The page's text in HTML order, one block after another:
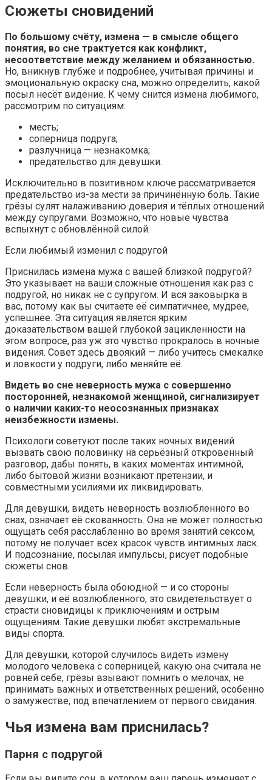
Сюжеты сновидений
По большому счёту, измена — в смысле общего
понятия, во сне трактуется как конфликт,
несоответствие между желанием и обязанностью.
Но, вникнув глубже и подробнее, учитывая причины и
эмоциональную окраску сна, можно определить, какой
посыл несёт видение. К чему снится измена любимого,
рассмотрим по ситуациям:
месть;
соперница подруга;
разлучница — незнакомка;
предательство для девушки.
Исключительно в позитивном ключе рассматривается
предательство из-за мести за причинённую боль. Такие
грёзы сулят налаживанию доверия и тёплых отношений
между супругами. Возможно, что новые чувства
вспыхнут с обновлённой силой.
Если любимый изменил с подругой
Приснилась измена мужа с вашей близкой подругой?
Это указывает на ваши сложные отношения как раз с
подругой, но никак не с супругом. И вся заковырка в
вас, потому как вы считаете её симпатичнее, мудрее,
успешнее. Эта ситуация является ярким
доказательством вашей глубокой зацикленности на
этом вопросе, раз уж это чувство прокралось в ночные
видения. Совет здесь двоякий — либо учитесь смекалке
и ловкости у подруги, либо меняйте её.
Видеть во сне неверность мужа с совершенно
посторонней, незнакомой женщиной, сигнализирует
о наличии каких-то неосознанных признаках
неизбежности измены.
Психологи советуют после таких ночных видений
вызвать свою половинку на серьёзный откровенный
разговор, дабы понять, в каких моментах интимной,
либо бытовой жизни возникают претензии, и
совместными усилиями их ликвидировать.
Для девушки, видеть неверность возлюбленного во
снах, означает её скованность. Она не может полностью
ощущать себя расслабленно во время занятий сексом,
потому не получает всех красок чувств интимных ласк.
И подсознание, посылая импульсы, рисует подобные
сюжеты снов.
Если неверность была обоюдной — и со стороны
девушки, и её возлюбленного, это свидетельствует о
страсти сновидицы к приключениям и острым
ощущениям. Такие девушки любят экстремальные
виды спорта.
Для девушки, которой случилось видеть измену
молодого человека с соперницей, какую она считала не
ровней себе, грёзы взывают помнить о мелочах, не
принимать важных и ответственных решений, особенно
о замужестве, под впечатлением от первого свидания.
Чья измена вам приснилась?
Парня с подругой